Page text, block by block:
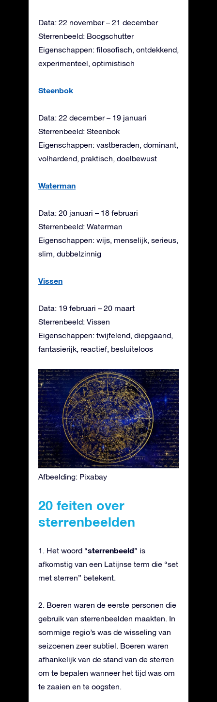
Data: 22 november – 21 december
Sterrenbeeld: Boogschutter
Eigenschappen: filosofisch, ontdekkend,
experimenteel, optimistisch
Steenbok
Data: 22 december – 19 januari
Sterrenbeeld: Steenbok
Eigenschappen: vastberaden, dominant,
volhardend, praktisch, doelbewust
Waterman
Data: 20 januari – 18 februari
Sterrenbeeld: Waterman
Eigenschappen: wijs, menselijk, serieus,
slim, dubbelzinnig
Vissen
Data: 19 februari – 20 maart
Sterrenbeeld: Vissen
Eigenschappen: twijfelend, diepgaand,
fantasierijk, reactief, besluiteloos
Afbeelding: Pixabay
20 feiten over
sterrenbeelden
1. Het woord “sterrenbeeld” is
afkomstig van een Latijnse term die “set
met sterren” betekent.
2. Boeren waren de eerste personen die
gebruik van sterrenbeelden maakten. In
sommige regio’s was de wisseling van
seizoenen zeer subtiel. Boeren waren
afhankelijk van de stand van de sterren
om te bepalen wanneer het tijd was om
te zaaien en te oogsten.